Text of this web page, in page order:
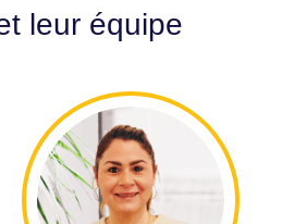
leur équipe